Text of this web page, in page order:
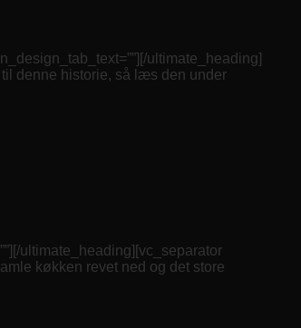
ultimate_heading]
til denne historie, så læs den under
ultimate_heading][vc_separator
køkken revet ned og det store